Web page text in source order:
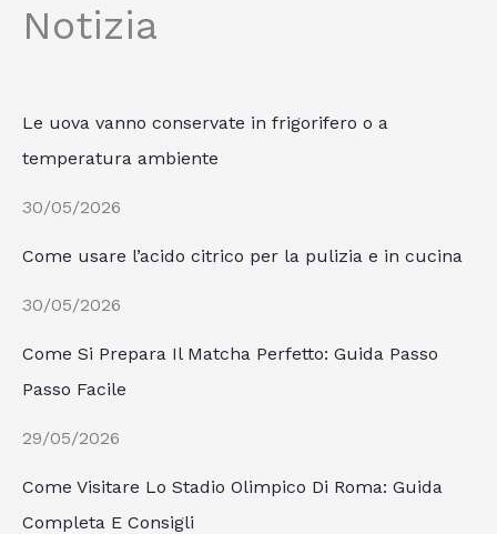
Notizia
Le uova vanno conservate in frigorifero o a
temperatura ambiente
30/05/2026
Come usare l’acido citrico per la pulizia e in cucina
30/05/2026
Come Si Prepara Il Matcha Perfetto: Guida Passo
Passo Facile
29/05/2026
Come Visitare Lo Stadio Olimpico Di Roma: Guida
Completa E Consigli